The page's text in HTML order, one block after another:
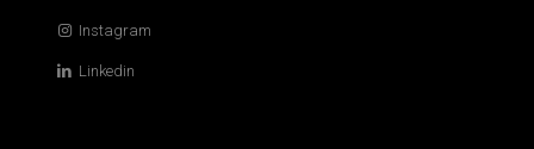
Instagram
Linkedin